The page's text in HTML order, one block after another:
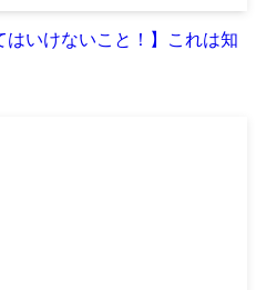
はいけないこと！】これは知